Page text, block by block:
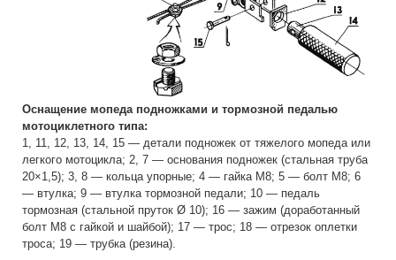
Оснащение мопеда подножками и тормозной педалью
мотоциклетного типа:
1, 11, 12, 13, 14, 15 — детали подножек от тяжелого мопеда или
легкого мотоцикла; 2, 7 — основания подножек (стальная труба
20×1,5); 3, 8 — кольца упорные; 4 — гайка М8; 5 — болт М8; 6
— втулка; 9 — втулка тормозной педали; 10 — педаль
тормозная (стальной пруток Ø 10); 16 — зажим (доработанный
болт М8 с гайкой и шайбой); 17 — трос; 18 — отрезок оплетки
троса; 19 — трубка (резина).